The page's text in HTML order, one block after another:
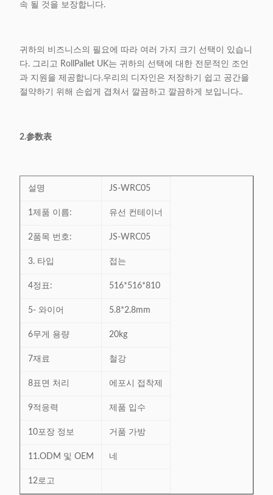
속 될 것을 보장합니다.
귀하의 비즈니스의 필요에 따라 여러 가지 크기 선택이 있습니
다. 그리고 RollPallet UK는 귀하의 선택에 대한 전문적인 조언
과 지원을 제공합니다.우리의 디자인은 저장하기 쉽고 공간을
절약하기 위해 손쉽게 겹쳐서 깔끔하고 깔끔하게 보입니다..
2.参数表
설명 JS-WRC05
1제품 이름: 유선 컨테이너
2품목 번호: JS-WRC05
3. 타입 접는
4정표: 516*516*810
5- 와이어 5.8*2.8mm
6무게 용량 20kg
7재료 철강
8표면 처리 에포시 접착제
9적응력 제품 입수
10포장 정보 거품 가방
11.ODM 및 OEM 네
12로고